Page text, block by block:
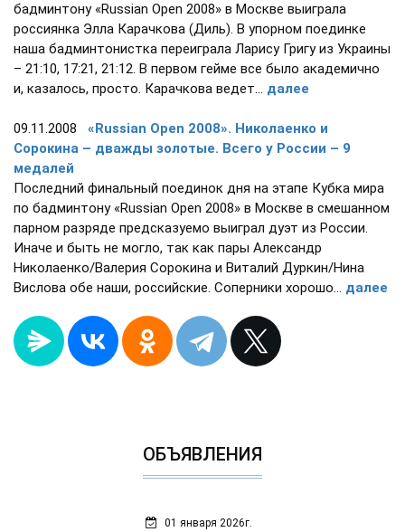
бадминтону «Russian Open 2008» в Москве выиграла
россиянка Элла Карачкова (Диль). В упорном поединке
наша бадминтонистка переиграла Ларису Григу из Украины
– 21:10, 17:21, 21:12. В первом гейме все было академично
и, казалось, просто. Карачкова ведет... далее
09.11.2008 «Russian Open 2008». Николаенко и
Сорокина – дважды золотые. Всего у России – 9
медалей
Последний финальный поединок дня на этапе Кубка мира
по бадминтону «Russian Open 2008» в Москве в смешанном
парном разряде предсказуемо выиграл дуэт из России.
Иначе и быть не могло, так как пары Александр
Николаенко/Валерия Сорокина и Виталий Дуркин/Нина
Вислова обе наши, российские. Соперники хорошо... далее
ОБЪЯВЛЕНИЯ
01 января 2026г.